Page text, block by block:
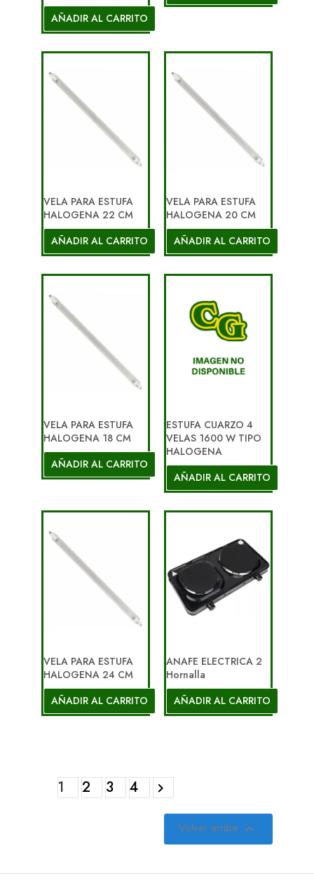
AÑADIR AL CARRITO
VELA PARA ESTUFA
HALOGENA 22 CM
AÑADIR AL CARRITO
VELA PARA ESTUFA
HALOGENA 20 CM
AÑADIR AL CARRITO
VELA PARA ESTUFA
HALOGENA 18 CM
AÑADIR AL CARRITO
ESTUFA CUARZO 4
VELAS 1600 W TIPO
HALOGENA
AÑADIR AL CARRITO
VELA PARA ESTUFA
HALOGENA 24 CM
AÑADIR AL CARRITO
ANAFE ELECTRICA 2
Hornalla
AÑADIR AL CARRITO
1 2 3 4 
Volver arriba 